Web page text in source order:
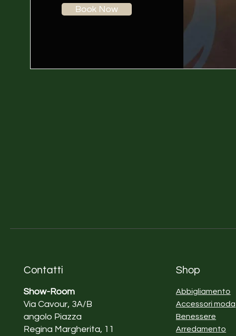
Book Now
Contatti
Show-Room
Via Cavour, 3A/B
angolo Piazza
Regina Margherita, 11
Shop
Abbigliamento
Accessori moda
Benessere
Arredamento